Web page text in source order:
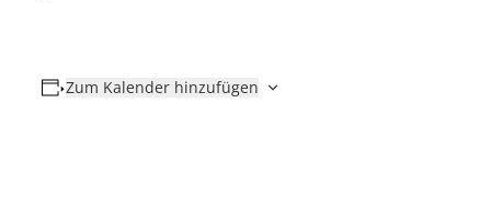
Zum Kalender hinzufügen